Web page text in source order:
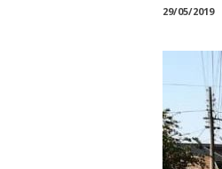
29/05/2019